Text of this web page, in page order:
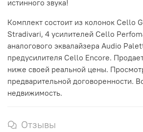
истинного звука!
Комплект состоит из колонок Cello
Stradivari, 4 усилителей Cello
аналогового эквалайзера Audio
предусилителя Cello Encore.
ниже своей реальной цены.
предварительной договоренности.
недвижимость.
Отзывы